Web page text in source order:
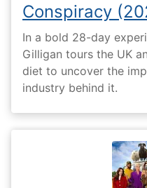
Conspiracy
In a bold 28-day
Gilligan tours the UK
diet to uncover the
industry behind it.